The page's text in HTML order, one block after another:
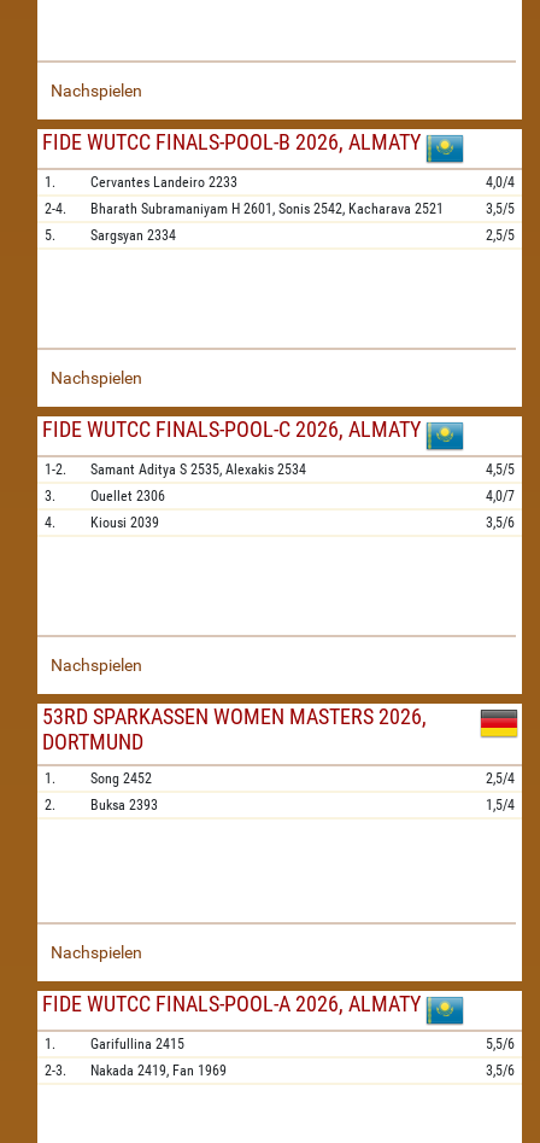
Nachspielen
FIDE WUTCC FINALS-POOL-B 2026, ALMATY
1. Cervantes Landeiro 2233
4,0/4
2-4.
Bharath Subramaniyam H 2601, Sonis 2542, Kacharava 2521
3,5/5
5.
Sargsyan 2334 2,5/5
Nachspielen
FIDE WUTCC FINALS-POOL-C 2026, ALMATY
1-2. Samant Aditya S 2535, Alexakis 2534
4,5/5
3.
Ouellet 2306
4,0/7
4.
Kiousi 2039 3,5/6
Nachspielen
53RD SPARKASSEN WOMEN MASTERS 2026,
DORTMUND
1. Song 2452
2,5/4
2.
Buksa 2393 1,5/4
Nachspielen
FIDE WUTCC FINALS-POOL-A 2026, ALMATY
1. Garifullina 2415
5,5/6
2-3.
Nakada 2419, Fan 1969 3,5/6